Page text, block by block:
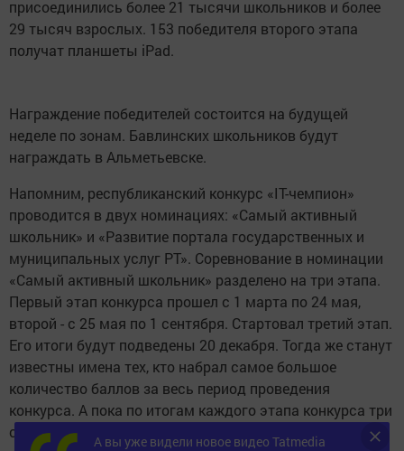
присоединились более 21 тысячи школьников и более
29 тысяч взрослых. 153 победителя второго этапа
получат планшеты iPad.
Награждение победителей состоится на будущей
неделе по зонам. Бавлинских школьников будут
награждать в Альметьевске.
Напомним, республиканский конкурс «IT-чемпион»
проводится в двух номинациях: «Самый активный
школьник» и «Развитие портала государственных и
муниципальных услуг РТ». Соревнование в номинации
«Самый активный школьник» разделено на три этапа.
Первый этап конкурса прошел с 1 марта по 24 мая,
второй - с 25 мая по 1 сентября. Стартовал третий этап.
Его итоги будут подведены 20 декабря. Тогда же станут
известны имена тех, кто набрал самое большое
количество баллов за весь период проведения
конкурса. А пока по итогам каждого этапа конкурса три
самых активных участника в каждом муниципальном
А вы уже видели новое видео Tatmedia